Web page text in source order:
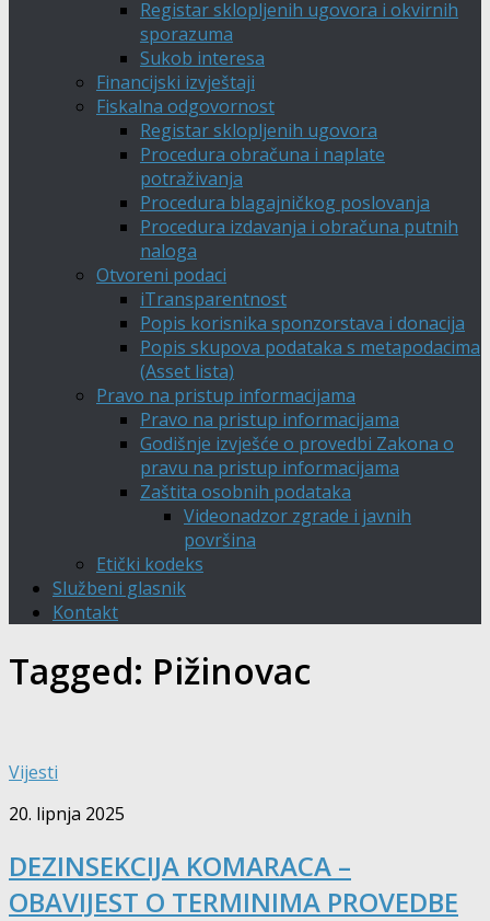
Registar sklopljenih ugovora i okvirnih
sporazuma
Sukob interesa
Financijski izvještaji
Fiskalna odgovornost
Registar sklopljenih ugovora
Procedura obračuna i naplate
potraživanja
Procedura blagajničkog poslovanja
Procedura izdavanja i obračuna putnih
naloga
Otvoreni podaci
iTransparentnost
Popis korisnika sponzorstava i donacija
Popis skupova podataka s metapodacima
(Asset lista)
Pravo na pristup informacijama
Pravo na pristup informacijama
Godišnje izvješće o provedbi Zakona o
pravu na pristup informacijama
Zaštita osobnih podataka
Videonadzor zgrade i javnih
površina
Etički kodeks
Službeni glasnik
Kontakt
Tagged: Pižinovac
Vijesti
20. lipnja 2025
DEZINSEKCIJA KOMARACA –
OBAVIJEST O TERMINIMA PROVEDBE